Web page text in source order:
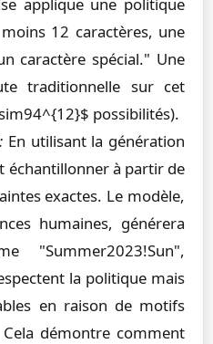
12 caractères, une
caractère spécial." Une
traditionnelle sur cet
possibilités).
En utilisant la génération
échantillonner à partir de
exactes. Le modèle,
humaines, générera
"Summer2023!Sun",
la politique mais
en raison de motifs
démontre comment